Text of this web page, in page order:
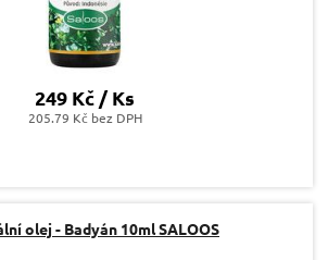
249 Kč / Ks
205.79 Kč bez DPH
olej - Badyán 10ml SALOOS